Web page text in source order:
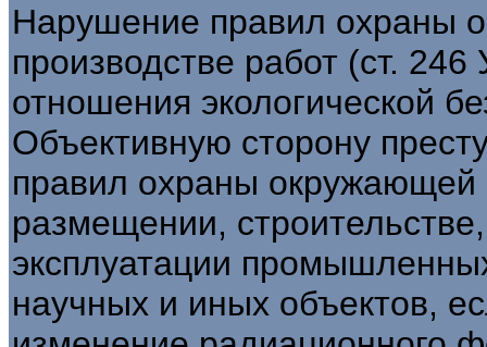
Нарушение правил охраны
производстве работ (ст.
отношения экологической
Объективную сторону
правил охраны окружающей
размещении,
эксплуатации
научных и иных объектов,